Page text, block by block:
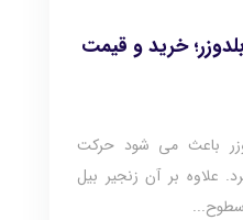
خرید و قیمت
باعث می شود حرکت
علاوه بر آن زنجیر بیل
سطوح...